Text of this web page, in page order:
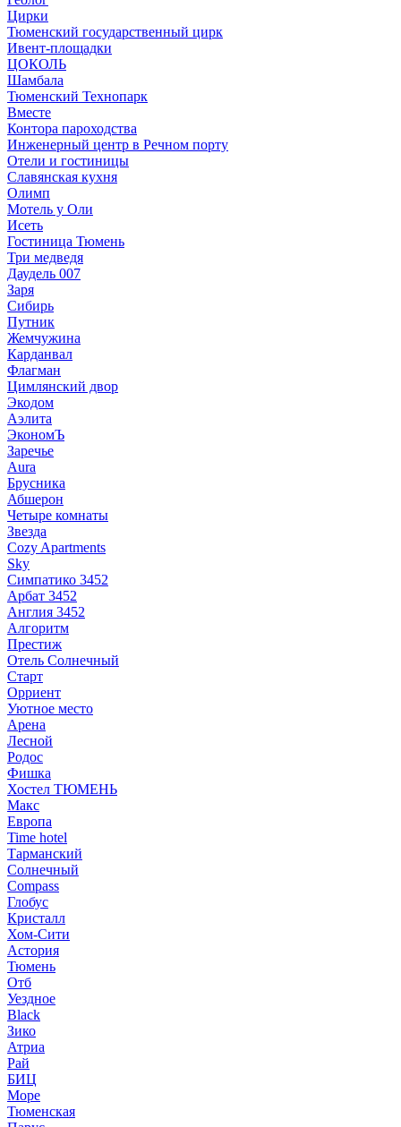
Цирки
Тюменский государственный цирк
Ивент-площадки
ЦОКОЛЬ
Шамбала
Тюменский Технопарк
Вместе
Контора пароходства
Инженерный центр в Речном порту
Отели и гостиницы
Славянская кухня
Олимп
Мотель у Оли
Исеть
Гостиница Тюмень
Три медведя
Даудель 007
Заря
Сибирь
Путник
Жемчужина
Карданвал
Флагман
Цимлянский двор
Экодом
Аэлита
ЭкономЪ
Заречье
Aura
Брусника
Абшерон
Четыре комнаты
Звезда
Cozy Apartments
Sky
Симпатико 3452
Арбат 3452
Англия 3452
Алгоритм
Престиж
Отель Солнечный
Старт
Орриент
Уютное место
Арена
Лесной
Родос
Фишка
Хостел ТЮМЕНЬ
Макс
Европа
Time hotel
Тарманский
Солнечный
Compass
Глобус
Кристалл
Хом-Сити
Астория
Тюмень
Отб
Уездное
Black
Зико
Атриа
Рай
БИЦ
Море
Тюменская